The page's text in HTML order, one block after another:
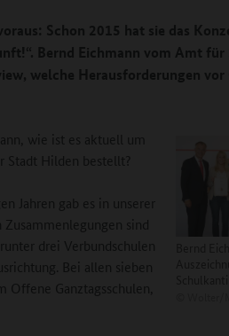
Schon 2015 hat sie das
Bernd Eichmann vom Amt für
welche Herausforderungen
wie ist es aktuell um
Stadt Hilden bestellt?
Jahren gab es in unserer
Zusammenlegungen sind
drei Verbundschulen
Bei allen sieben
Offene Ganztagsschulen,